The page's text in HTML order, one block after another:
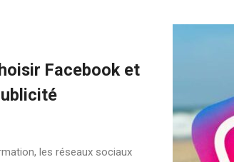
Facebook et
les réseaux sociaux